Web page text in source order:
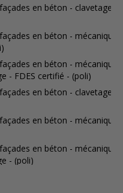
en béton - clavetage -
en béton - mécanique
en béton - mécanique
- FDES certifié - (poli)
en béton - clavetage -
en béton - mécanique
en béton - mécanique
- (poli)